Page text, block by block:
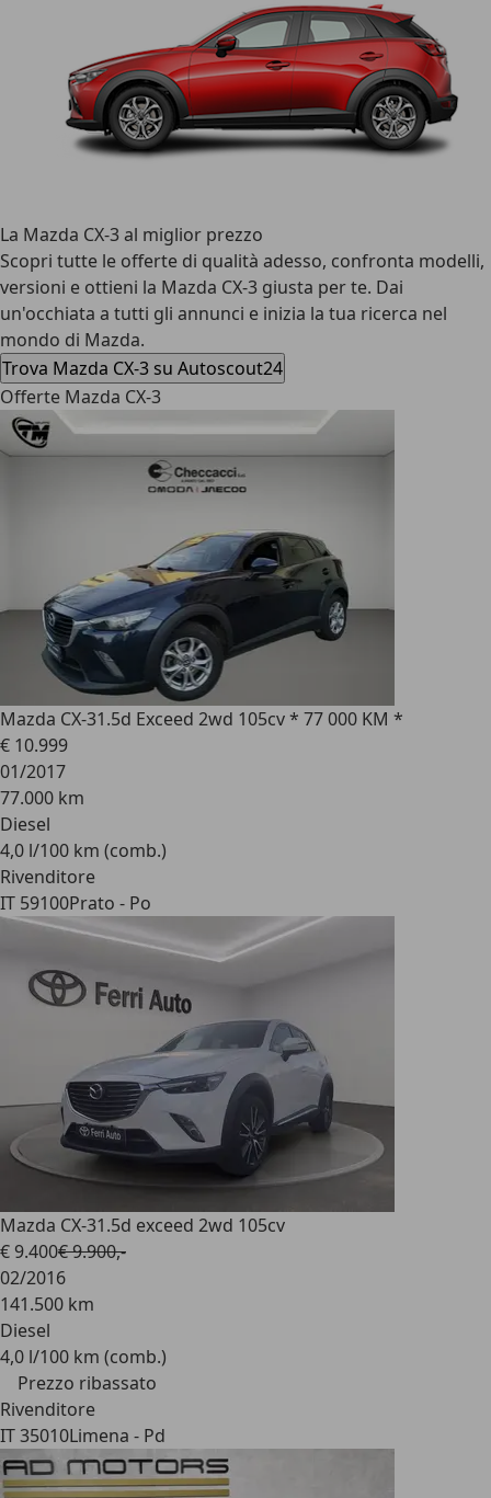
La Mazda CX-3 al miglior prezzo
Scopri tutte le offerte di qualità adesso, confronta modelli,
versioni e ottieni la Mazda CX-3 giusta per te. Dai
un'occhiata a tutti gli annunci e inizia la tua ricerca nel
mondo di Mazda.
Trova Mazda CX-3 su Autoscout24
Offerte Mazda CX-3
Mazda CX-31.5d Exceed 2wd 105cv * 77 000 KM *
€ 10.999
01/2017
77.000 km
Diesel
4,0 l/100 km (comb.)
Rivenditore
IT 59100Prato - Po
Mazda CX-31.5d exceed 2wd 105cv
€ 9.400€ 9.900,-
02/2016
141.500 km
Diesel
4,0 l/100 km (comb.)
Prezzo ribassato
Rivenditore
IT 35010Limena - Pd